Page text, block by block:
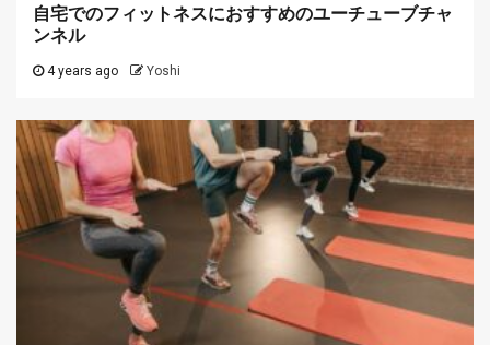
自宅でのフィットネスにおすすめのユーチューブチャ
ンネル
4 years ago Yoshi